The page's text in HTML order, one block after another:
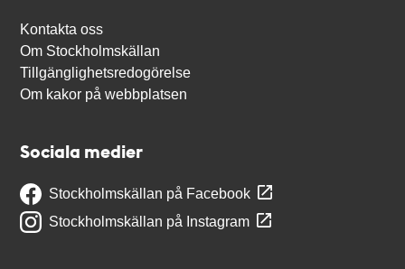
Kontakta oss
Om Stockholmskällan
Tillgänglighetsredogörelse
Om kakor på webbplatsen
Sociala medier
Stockholmskällan på Facebook
Stockholmskällan på Instagram